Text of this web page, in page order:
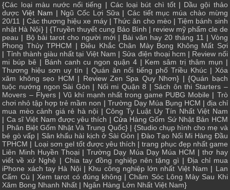
{Các loại màu nước nổi tiếng | Các loại bút chì tốt| Dầu gội thảo
dược Việt Nam | Ngũ Cốc Lợi Sữa | Các tiết mục múa chào mừng
20/11 | Các thương hiệu xe máy|Thức ăn cho mèo|Tiệm bánh sinh
nhật Hà Nội} | {Truyền thuyết cung Bảo Bình | review mỹ phẩm cle de
peau | Bộ bài tarot cho người mới| Bài văn hay 20 tháng 11 | Vòng
Phong Thủy TPHCM |Điêu Khắc Chân Mày Bong Không Mất Sợi
| Tỉnh thành giàu nhất tại Việt Nam | Sửa điện thoại hcm | Review nối
mi búp bê | Bánh canh cu ngon quận 4| Kem sâm trị thâm mụn |
Thương hiệu sơn uy tín | Quán ăn nổi tiếng phố Triều Khúc| Xóa
xăm không sẹo HCM | Review Zen Spa Quy Nhơn} | {Quán bạch
tuộc nướng ngon Sài Gòn | Nối mi Quận 8 | Sách ôn thi Starters –
Movers – Flyers| Vũ khí mạnh nhất trong game PUBG Mobile | Trò
chơi nhỏ tập hợp trẻ mầm non | Trường Dạy Múa Bụng HCM | địa chỉ
mua mèo cảnh giá rẻ hà nội |Công Ty Luật Uy Tín Nhất Việt Nam
| Ca sĩ Việt Nam được yêu thích | Cửa Hàng Gốm Sứ Nhật Bản HCM
| Phân Biệt Gốm Nhật Và Trung Quốc} | {Studio chụp hình cho mẹ và
bé gò vấp | Sân khấu hài kịch ở Sài Gòn |Đào Tạo Nối Mi Hàng Đầu
TPHCM | Loại sơn gel tốt được yêu thích | trang phục đẹp nhất game
Liên Minh Huyền Thoại|Trường Dạy Múa Dạy Múa HCM |thơ hay
viết về xứ Nghệ | Chia tay đồng nghiệp nên tặng gì | Địa chỉ mua
iPhone xách tay Hà Nội| Khu công nghiệp lớn nhất Việt Nam | Lan
Cẩm Cù | Xem tarot có đúng không |Chăm Sóc Lông Mày Sau Khi
Xăm Bong Nhanh Nhất | Ngân Hàng Lớn Nhất Việt Nam}